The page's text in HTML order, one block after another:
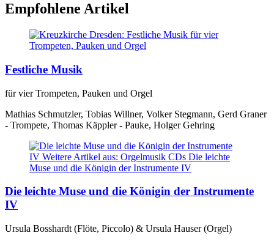
Empfohlene Artikel
Festliche Musik
für vier Trompeten, Pauken und Orgel
Mathias Schmutzler, Tobias Willner, Volker Stegmann, Gerd Graner
- Trompete, Thomas Käppler - Pauke, Holger Gehring
Die leichte Muse und die Königin der Instrumente
IV
Ursula Bosshardt (Flöte, Piccolo) & Ursula Hauser (Orgel)